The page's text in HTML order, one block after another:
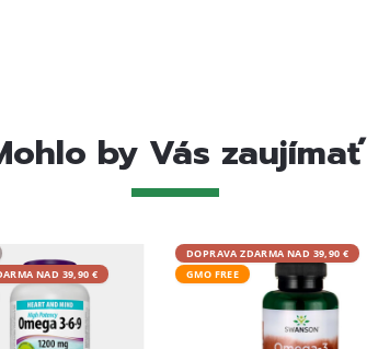
by Vás zaujímať
NAD 39,90 €
DOPRAVA ZDARMA NAD 39,90 €
GMO FREE